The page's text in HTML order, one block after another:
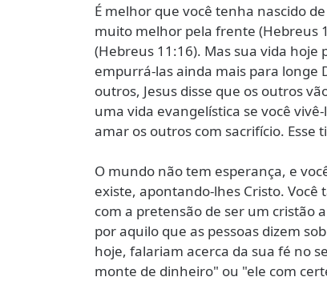
É melhor que você tenha nascido
muito melhor pela frente (Hebreus
(Hebreus 11:16). Mas sua vida hoje
empurrá-las ainda mais para longe
outros, Jesus disse que os outros
uma vida evangelística se você
amar os outros com sacrifício.
O mundo não tem esperança, e
existe, apontando-lhes Cristo.
com a pretensão de ser um cristão
por aquilo que as pessoas dizem
hoje, falariam acerca da sua fé no
monte de dinheiro" ou "ele com